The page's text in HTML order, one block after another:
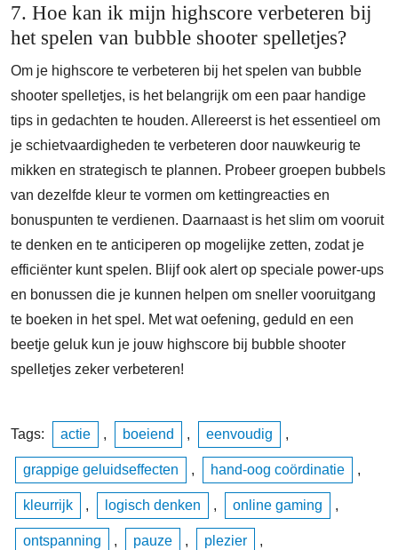
7. Hoe kan ik mijn highscore verbeteren bij
het spelen van bubble shooter spelletjes?
Om je highscore te verbeteren bij het spelen van bubble
shooter spelletjes, is het belangrijk om een paar handige
tips in gedachten te houden. Allereerst is het essentieel om
je schietvaardigheden te verbeteren door nauwkeurig te
mikken en strategisch te plannen. Probeer groepen bubbels
van dezelfde kleur te vormen om kettingreacties en
bonuspunten te verdienen. Daarnaast is het slim om vooruit
te denken en te anticiperen op mogelijke zetten, zodat je
efficiënter kunt spelen. Blijf ook alert op speciale power-ups
en bonussen die je kunnen helpen om sneller vooruitgang
te boeken in het spel. Met wat oefening, geduld en een
beetje geluk kun je jouw highscore bij bubble shooter
spelletjes zeker verbeteren!
Tags: actie , boeiend , eenvoudig ,
grappige geluidseffecten , hand-oog coördinatie ,
kleurrijk , logisch denken , online gaming ,
ontspanning , pauze , plezier ,